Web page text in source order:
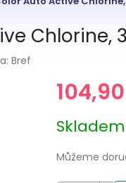
Chlorine,
Bref
cena:
Skladem
Můžeme